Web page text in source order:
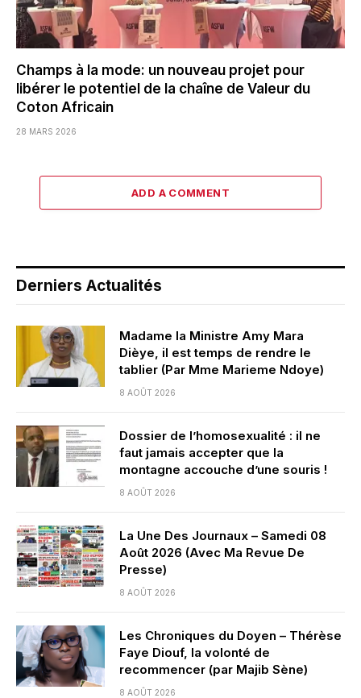
Champs à la mode: un nouveau projet pour
libérer le potentiel de la chaîne de Valeur du
Coton Africain
28 MARS 2026
ADD A COMMENT
Derniers Actualités
Madame la Ministre Amy Mara
Dièye, il est temps de rendre le
tablier (Par Mme Marieme Ndoye)
8 AOÛT 2026
Dossier de l’homosexualité : il ne
faut jamais accepter que la
montagne accouche d’une souris !
8 AOÛT 2026
La Une Des Journaux – Samedi 08
Août 2026 (Avec Ma Revue De
Presse)
8 AOÛT 2026
Les Chroniques du Doyen – Thérèse
Faye Diouf, la volonté de
recommencer (par Majib Sène)
8 AOÛT 2026